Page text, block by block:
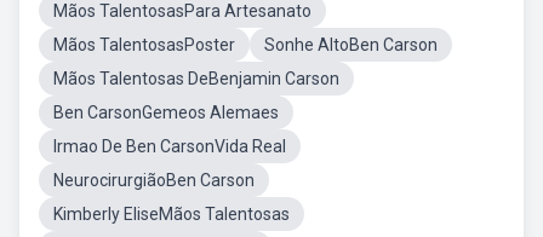
Mãos TalentosasPara Artesanato
Mãos TalentosasPoster
Sonhe AltoBen Carson
Mãos Talentosas DeBenjamin Carson
Ben CarsonGemeos Alemaes
Irmao De Ben CarsonVida Real
NeurocirurgiãoBen Carson
Kimberly EliseMãos Talentosas